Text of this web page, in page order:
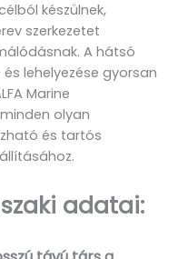
készülnek,
szerkezetet
A hátsó
lehelyezése gyorsan
Marine
olyan
és tartós
adatai: